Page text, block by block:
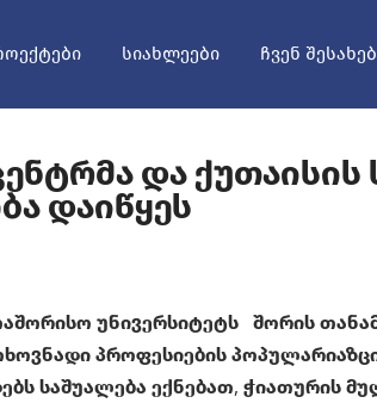
ᲡᲘᲐᲮᲚᲔᲔᲑᲘ ᲩᲕᲔᲜ ᲨᲔᲡᲐᲮᲔᲑ
Და
Დაიწყეს
უნივერსიტეტს შორის
პროფესიების
საშუალება ექნებათ, ჭიათურის